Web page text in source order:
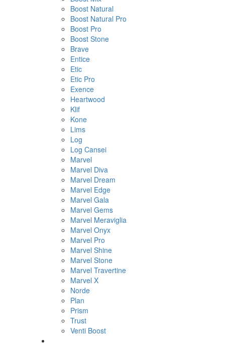
Boost Natural
Boost Natural Pro
Boost Pro
Boost Stone
Brave
Entice
Etic
Etic Pro
Exence
Heartwood
Klif
Kone
Lims
Log
Log Cansei
Marvel
Marvel Diva
Marvel Dream
Marvel Edge
Marvel Gala
Marvel Gems
Marvel Meraviglia
Marvel Onyx
Marvel Pro
Marvel Shine
Marvel Stone
Marvel Travertine
Marvel X
Norde
Plan
Prism
Trust
Venti Boost